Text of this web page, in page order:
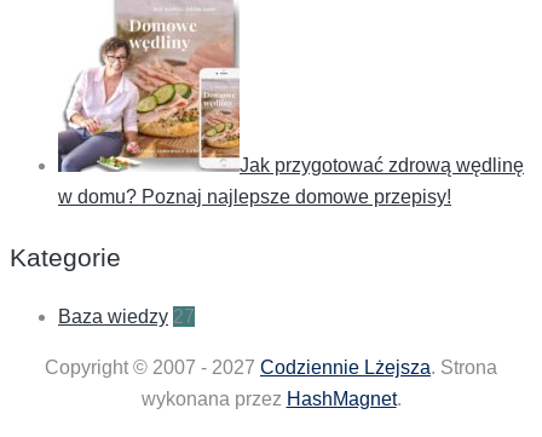
Jak przygotować zdrową wędlinę
w domu? Poznaj najlepsze domowe przepisy!
Kategorie
Baza wiedzy 27
Copyright © 2007 - 2027 Codziennie Lżejsza. Strona
wykonana przez HashMagnet.